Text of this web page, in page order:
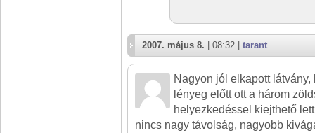
2007. május 8. | 08:32 | tarant
Nagyon jól elkapott
lényeg előtt ott a három
helyezkedéssel kiejthető
nincs nagy távolság, nagyobb